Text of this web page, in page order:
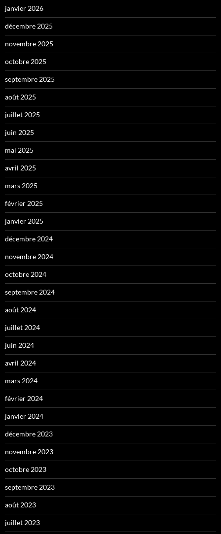
janvier 2026
décembre 2025
novembre 2025
octobre 2025
septembre 2025
août 2025
juillet 2025
juin 2025
mai 2025
avril 2025
mars 2025
février 2025
janvier 2025
décembre 2024
novembre 2024
octobre 2024
septembre 2024
août 2024
juillet 2024
juin 2024
avril 2024
mars 2024
février 2024
janvier 2024
décembre 2023
novembre 2023
octobre 2023
septembre 2023
août 2023
juillet 2023